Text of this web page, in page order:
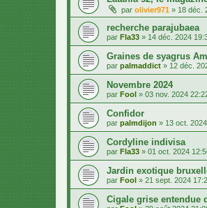
par olivier971 » 18 déc.
recherche parajubaea
par Fla33 » 14 déc. 2024
Graines de syagrus
par palmaddict » 12 déc.
Novembre 2024
par Fool » 03 nov. 2024
Confidor
par palmdijon » 13 oct.
Cordyline indivisa
par Fla33 » 01 oct. 2024
Jardin exotique
par Fool » 21 sept. 2024
Cigale grise entendue